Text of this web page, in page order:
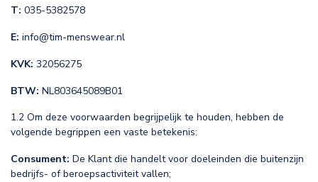
T: 035-5382578
E: info@tim-menswear.nl
KVK: 32056275
BTW: NL803645089B01
1.2 Om deze voorwaarden begrijpelijk te houden, hebben de
volgende begrippen een vaste betekenis:
Consument: De Klant die handelt voor doeleinden die buitenzijn
bedrijfs- of beroepsactiviteit vallen;